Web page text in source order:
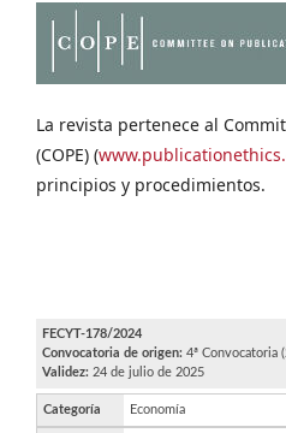
La revista pertenece al
(COPE) (
principios y procedimientos.